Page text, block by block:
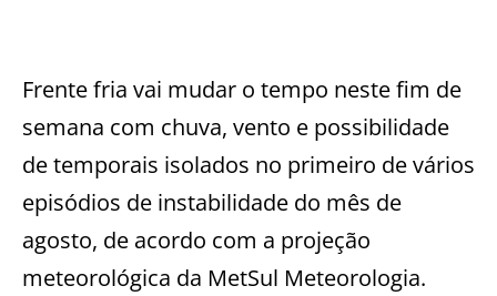
Frente fria vai mudar o tempo neste fim de
semana com chuva, vento e possibilidade
de temporais isolados no primeiro de vários
episódios de instabilidade do mês de
agosto, de acordo com a projeção
meteorológica da MetSul Meteorologia.